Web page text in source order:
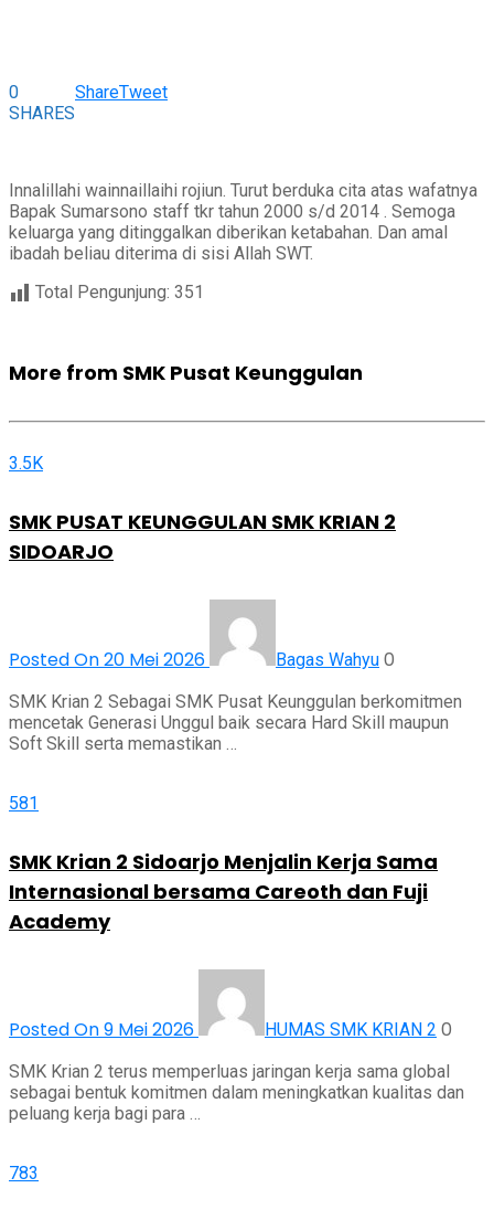
0
SHARES
ShareTweet
Innalillahi wainnaillaihi rojiun. Turut berduka cita atas wafatnya
Bapak Sumarsono staff tkr tahun 2000 s/d 2014 . Semoga
keluarga yang ditinggalkan diberikan ketabahan. Dan amal
ibadah beliau diterima di sisi Allah SWT.
Total Pengunjung: 351
More from SMK Pusat Keunggulan
3.5K
SMK PUSAT KEUNGGULAN SMK KRIAN 2
SIDOARJO
Posted On 20 Mei 2026 Bagas Wahyu 0
SMK Krian 2 Sebagai SMK Pusat Keunggulan berkomitmen
mencetak Generasi Unggul baik secara Hard Skill maupun
Soft Skill serta memastikan …
581
SMK Krian 2 Sidoarjo Menjalin Kerja Sama
Internasional bersama Careoth dan Fuji
Academy
Posted On 9 Mei 2026 HUMAS SMK KRIAN 2 0
SMK Krian 2 terus memperluas jaringan kerja sama global
sebagai bentuk komitmen dalam meningkatkan kualitas dan
peluang kerja bagi para …
783